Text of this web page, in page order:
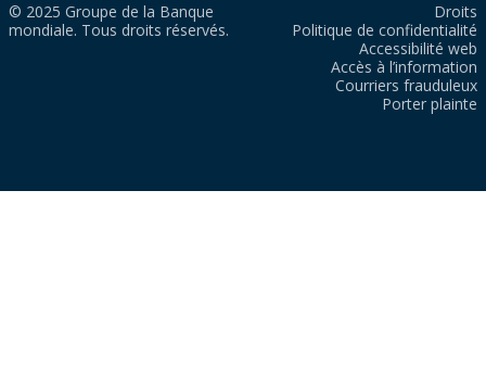
© 2025 Groupe de la Banque
mondiale. Tous droits réservés.
Droits
Politique de confidentialité
Accessibilité web
Accès à l’information
Courriers frauduleux
Porter plainte